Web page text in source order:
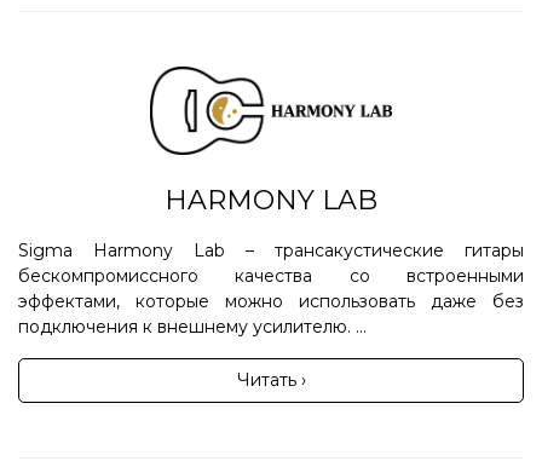
HARMONY LAB
Sigma Harmony Lab – трансакустические гитары
бескомпромиссного качества со встроенными
эффектами, которые можно использовать даже без
подключения к внешнему усилителю. ...
Читать ›